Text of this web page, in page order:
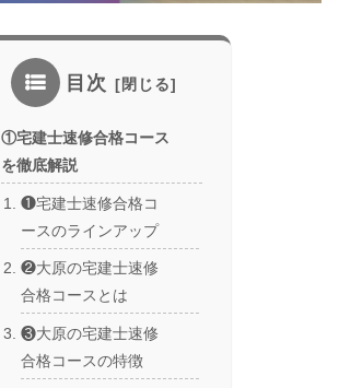
目次
①宅建士速修合格コース
を徹底解説
❶宅建士速修合格コ
ースのラインアップ
❷大原の宅建士速修
合格コースとは
❸大原の宅建士速修
合格コースの特徴